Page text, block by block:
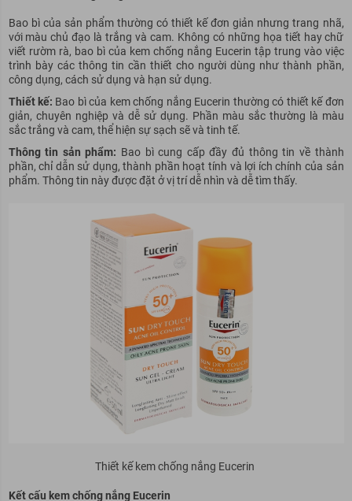
Bao bì của sản phẩm thường có thiết kế đơn giản nhưng trang nhã,
với màu chủ đạo là trắng và cam. Không có những họa tiết hay chữ
viết rườm rà, bao bì của kem chống nắng Eucerin tập trung vào việc
trình bày các thông tin cần thiết cho người dùng như thành phần,
công dụng, cách sử dụng và hạn sử dụng.
Thiết kế: Bao bì của kem chống nắng Eucerin thường có thiết kế đơn
giản, chuyên nghiệp và dễ sử dụng. Phần màu sắc thường là màu
sắc trắng và cam, thể hiện sự sạch sẽ và tinh tế.
Thông tin sản phẩm: Bao bì cung cấp đầy đủ thông tin về thành
phần, chỉ dẫn sử dụng, thành phần hoạt tính và lợi ích chính của sản
phẩm. Thông tin này được đặt ở vị trí dễ nhìn và dễ tìm thấy.
Thiết kế kem chống nắng Eucerin
Kết cấu kem chống nắng Eucerin